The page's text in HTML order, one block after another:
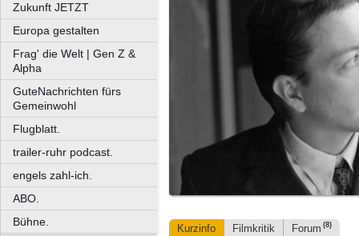
Zukunft JETZT
Europa gestalten
Frag' die Welt | Gen Z &
Alpha
GuteNachrichten fürs
Gemeinwohl
Flugblatt.
trailer-ruhr podcast.
engels zahl-ich.
ABO.
Bühne.
Kurzinfo Filmkritik Forum (8)